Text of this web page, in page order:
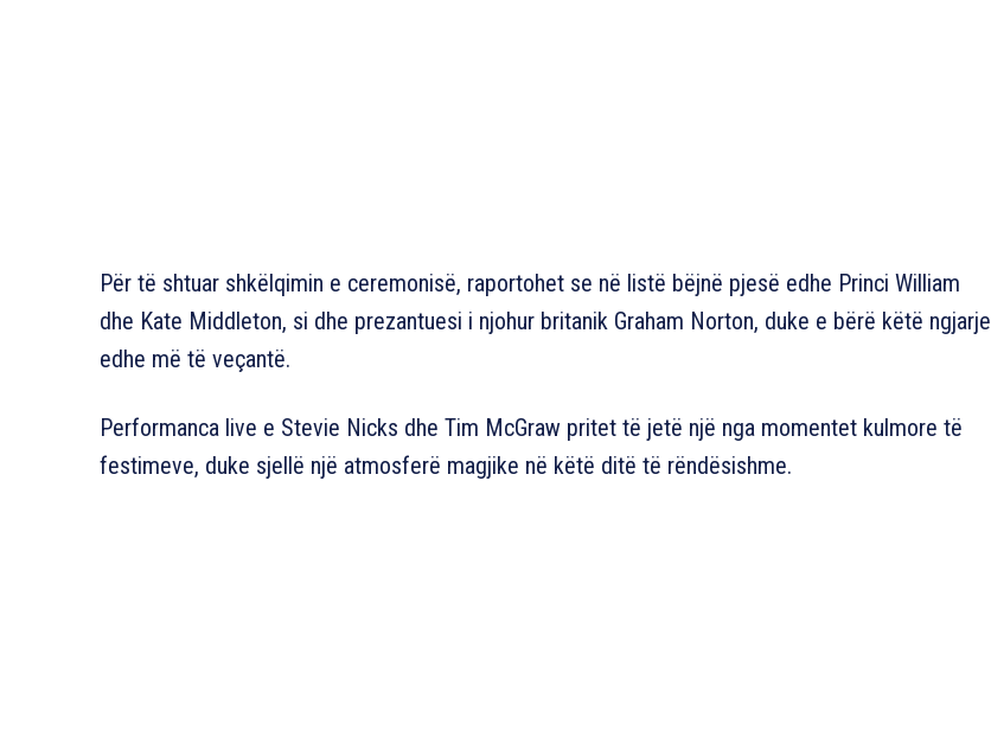
Për të shtuar shkëlqimin e ceremonisë, raportohet se në listë bëjnë pjesë edhe Princi William
dhe Kate Middleton, si dhe prezantuesi i njohur britanik Graham Norton, duke e bërë këtë ngjarje
edhe më të veçantë.
Performanca live e Stevie Nicks dhe Tim McGraw pritet të jetë një nga momentet kulmore të
festimeve, duke sjellë një atmosferë magjike në këtë ditë të rëndësishme.